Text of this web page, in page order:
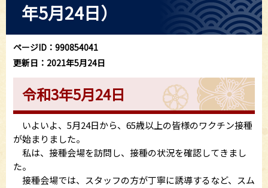
ら
年5月24日）
ページID：990854041
更新日：2021年5月24日
令和3年5月24日
いよいよ、5月24日から、65歳以上の皆様のワクチン接種
が始まりました。
私は、接種会場を訪問し、接種の状況を確認してきまし
た。
接種会場では、スタッフの方が丁寧に誘導するなど、スム